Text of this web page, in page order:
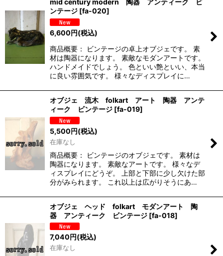
mid century modern 陶器 アンティーク ビ
ンテージ [fa-020]
6,600円(税込)
商品概要： ビンテージの卓上オブジェです。 素
材は陶器になります。 素敵なモダンアートです。
ハンドメイドでしょう。 色といい艶といい、本当
に良い雰囲気です。 様々なディスプレイに…
オブジェ 流木 folkart アート 陶器 アンテ
ィーク ビンテージ [fa-019]
5,500円(税込)
在庫なし
商品概要： ビンテージのオブジェです。 素材は
陶器になります。 素敵なアートです。 様々なデ
ィスプレイにどうぞ。 上部と下部に少し欠けた部
分がみられます。 これ以上は広がりそうにあ…
オブジェ ヘッド folkart モダンアート 陶
器 アンティーク ビンテージ [fa-018]
7,040 円(税込)
在庫なし